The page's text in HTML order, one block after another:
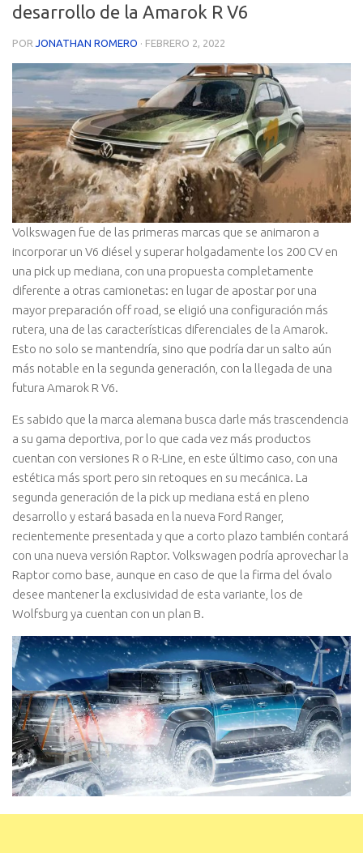
desarrollo de la Amarok R V6
POR JONATHAN ROMERO · FEBRERO 2, 2022
Volkswagen fue de las primeras marcas que se animaron a
incorporar un V6 diésel y superar holgadamente los 200 CV en
una pick up mediana, con una propuesta completamente
diferente a otras camionetas: en lugar de apostar por una
mayor preparación off road, se eligió una configuración más
rutera, una de las características diferenciales de la Amarok.
Esto no solo se mantendría, sino que podría dar un salto aún
más notable en la segunda generación, con la llegada de una
futura Amarok R V6.
Es sabido que la marca alemana busca darle más trascendencia
a su gama deportiva, por lo que cada vez más productos
cuentan con versiones R o R-Line, en este último caso, con una
estética más sport pero sin retoques en su mecánica. La
segunda generación de la pick up mediana está en pleno
desarrollo y estará basada en la nueva Ford Ranger,
recientemente presentada y que a corto plazo también contará
con una nueva versión Raptor. Volkswagen podría aprovechar la
Raptor como base, aunque en caso de que la firma del óvalo
desee mantener la exclusividad de esta variante, los de
Wolfsburg ya cuentan con un plan B.